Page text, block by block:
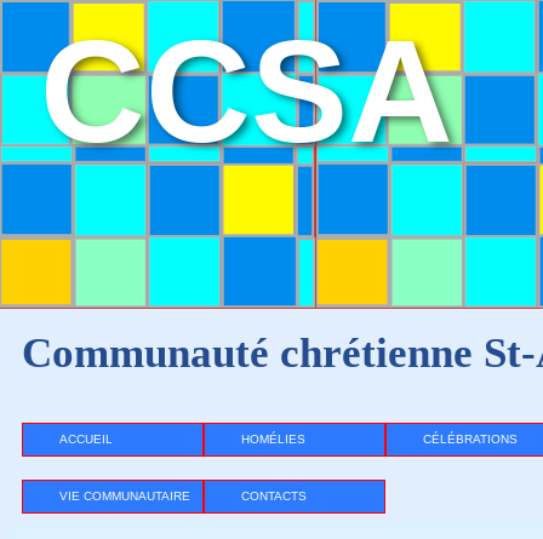
CCSA
Communauté chrétienne
ACCUEIL HOMÉLIES CÉLÉBRATIONS
VIE COMMUNAUTAIRE CONTACTS